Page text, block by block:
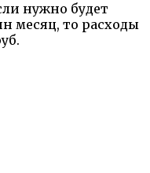
нужно будет
месяц, то расходы